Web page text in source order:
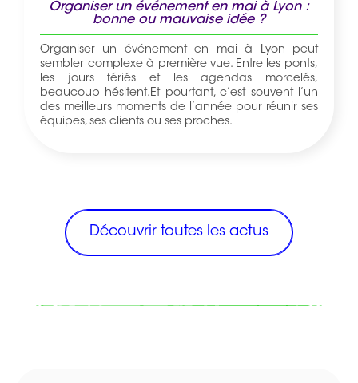
Organiser un événement en mai à Lyon :
bonne ou mauvaise idée ?
Organiser un événement en mai à Lyon peut
sembler complexe à première vue. Entre les ponts,
les jours fériés et les agendas morcelés,
beaucoup hésitent.Et pourtant, c’est souvent l’un
des meilleurs moments de l’année pour réunir ses
équipes, ses clients ou ses proches.
Découvrir toutes les actus